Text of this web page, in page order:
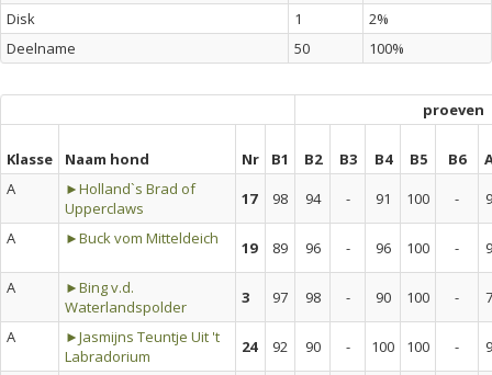
Disk
1
2%
Deelname
50 100%
proeven
Klasse Naam hond Nr B1 B2 B3 B4 B5 B6
A
►Holland`s Brad of
Upperclaws
17 98 94 - 91 100 -
A
►Buck vom Mitteldeich 19 89 96 - 96 100 -
A
►Bing v.d.
Waterlandspolder
3 97 98 - 90 100 -
A
►Jasmijns Teuntje Uit 't
Labradorium
24 92 90 - 100 100 -